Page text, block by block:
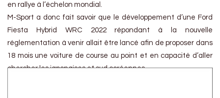
en rallye à l’échelon mondial.
M-Sport a donc fait savoir que le développement d’une Ford
Fiesta Hybrid WRC 2022 répondant à la nouvelle
réglementation à venir allait être lancé afin de proposer dans
18 mois une voiture de course au point et en capacité d’aller
chercher les japonaises et sud coréennes.